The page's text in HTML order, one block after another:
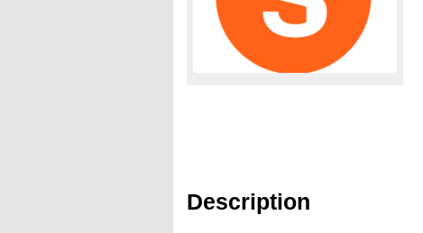
Description